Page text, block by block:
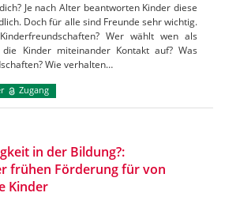
Je nach Alter beantworten Kinder diese
Doch für alle sind Freunde sehr wichtig.
Wer wählt wen als
Kinder miteinander Kontakt auf? Was
Wie verhalten…
Zugang
in der Bildung?:
frühen Förderung für von
Kinder